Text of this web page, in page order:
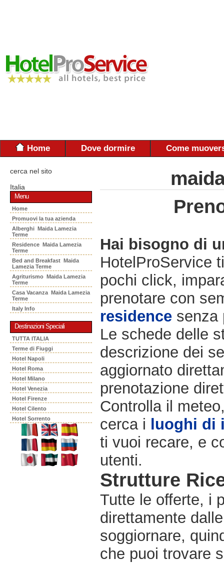
Home Dove dormire Come
cerca nel sito
Italia
Menu
Home
Promuovi la tua azienda
Alberghi Maida Lamezia
Terme
Residence Maida Lamezia
Terme
Bed and Breakfast Maida
Lamezia Terme
Agriturismo Maida Lamezia
Terme
Casa Vacanza Maida Lamezia
Terme
Italy Info
Destinazioni Speciali
TUTTA ITALIA
Terme di Fiuggi
Hotel Napoli
Hotel Roma
Hotel Milano
Hotel Venezia
Hotel Firenze
Hotel Cilento
Hotel Sorrento
Hai bisogno di
HotelProService
pochi click,
prenotare con
residence senza
Le schede delle
descrizione dei
aggiornato
prenotazione
Controlla il
cerca i
luoghi di
ti vuoi recare, e
utenti.
Strutture
Tutte le offerte, i
direttamente
soggiornare,
che puoi trovare